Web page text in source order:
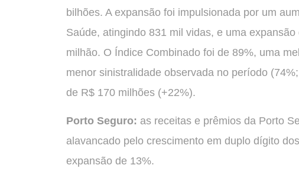
bilhões. A expansão foi impulsionada por um
Saúde, atingindo 831 mil vidas, e uma
milhão. O Índice Combinado foi de 89%, uma
menor sinistralidade observada no período
de R$ 170 milhões (+22%).
Porto Seguro: as receitas e prêmios da Porto
alavancado pelo crescimento em duplo dígito
expansão de 13%.